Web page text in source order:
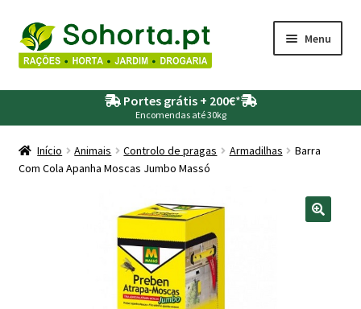
Ir
para
a
navegação
Saltar
para
o
conteúdo
Menu
Agricultura
Drogaria
Depósitos – Fossas
Portes grátis + 200€*
Encomendas até 30kg
Início Animais Controlo de pragas Armadilhas
Barra
Com Cola Apanha Moscas Jumbo Massó